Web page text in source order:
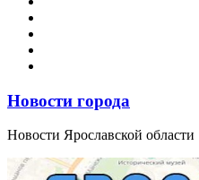
Новости города
Новости Ярославской области